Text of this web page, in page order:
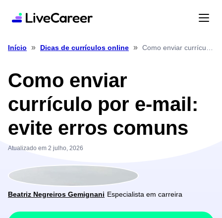
Início » Dicas de currículos online »
Como enviar
currículo por e-mail:
evite erros comuns
Atualizado em 2 julho, 2026
Beatriz Negreiros Gemignani Especialista em carreira